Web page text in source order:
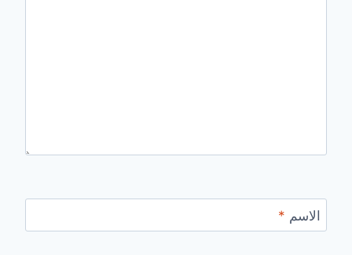
الاسم *